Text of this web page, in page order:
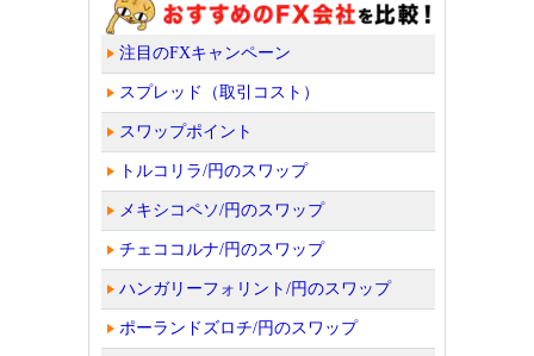
注目のFXキャンペーン
スプレッド（取引コスト）
スワップポイント
トルコリラ/円のスワップ
メキシコペソ/円のスワップ
チェココルナ/円のスワップ
ハンガリーフォリント/円のスワップ
ポーランドズロチ/円のスワップ